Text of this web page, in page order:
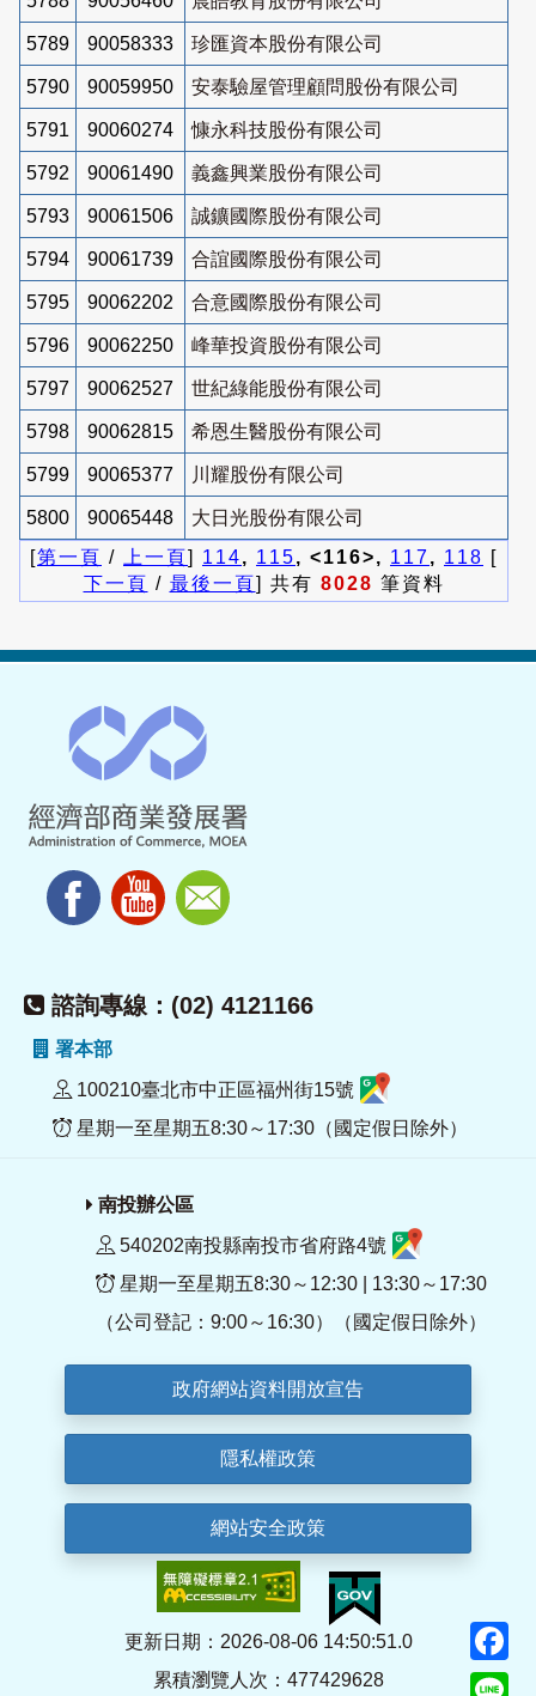
5789 90058333 珍匯資本股份有限公司
5790 90059950 安泰驗屋管理顧問股份有限公司
5791 90060274 慷永科技股份有限公司
5792 90061490 義鑫興業股份有限公司
5793 90061506 誠鑛國際股份有限公司
5794 90061739 合誼國際股份有限公司
5795 90062202 合意國際股份有限公司
5796 90062250 峰華投資股份有限公司
5797 90062527 世紀綠能股份有限公司
5798 90062815 希恩生醫股份有限公司
5799 90065377 川耀股份有限公司
5800 90065448
大日光股份有限公司
[第一頁 / 上一頁] 114, 115, <116>, 117, 118 [
下一頁 / 最後一頁] 共有 8028 筆資料
諮詢專線：(02) 4121166
署本部
100210臺北市中正區福州街15號
星期一至星期五8:30～17:30（國定假日除外）
南投辦公區
540202南投縣南投市省府路4號
星期一至星期五8:30～12:30 | 13:30～17:30
（公司登記：9:00～16:30）（國定假日除外）
政府網站資料開放宣告
隱私權政策
網站安全政策
更新日期：2026-08-06 14:50:51.0
累積瀏覽人次：477429628